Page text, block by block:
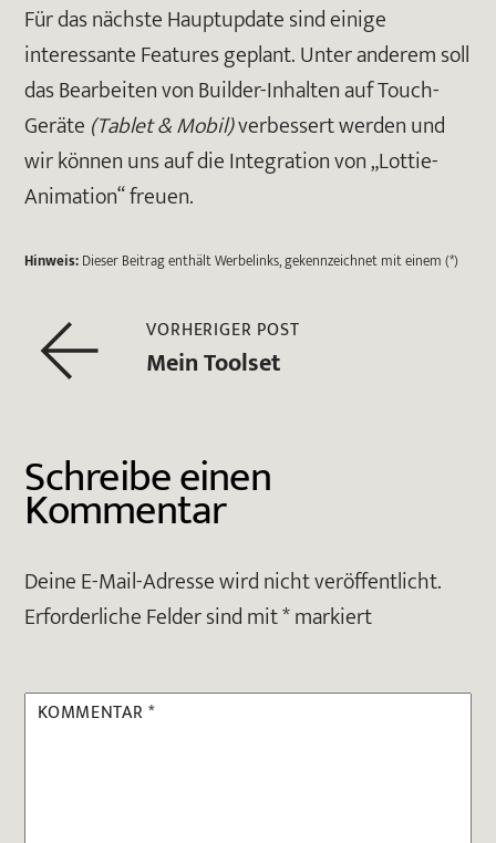
Für das nächste Hauptupdate sind einige
interessante Features geplant. Unter anderem soll
das Bearbeiten von Builder-Inhalten auf Touch-
Geräte (Tablet & Mobil)verbessert werden und
wir können uns auf die Integration von „Lottie-
Animation“ freuen.
Hinweis:Dieser Beitrag enthält Werbelinks, gekennzeichnet mit einem (*)
VORHERIGER POST
Mein Toolset
Schreibe einen
Kommentar
Deine E-Mail-Adresse wird nicht veröffentlicht.
Erforderliche Felder sind mit*markiert
KOMMENTAR *